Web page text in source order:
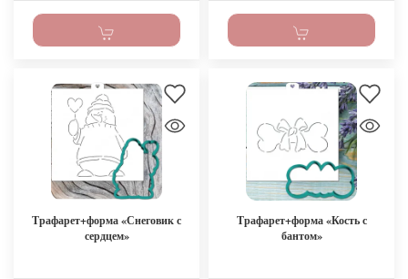
Трафарет+форма «Снеговик с
сердцем»
Трафарет+форма «Кость с
бантом»